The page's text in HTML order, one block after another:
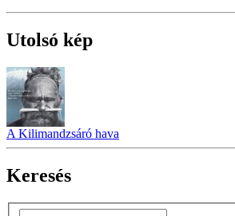
Utolsó kép
A Kilimandzsáró hava
Keresés